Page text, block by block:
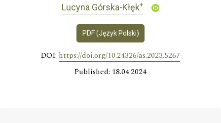
Lucyna Górska-Kłęk+
PDF (Język Polski)
DOI: https://doi.org/10.24326/as.2023.5267
Published: 18.04.2024